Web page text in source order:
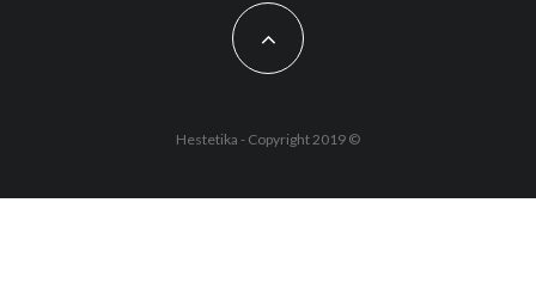
Hestetika - Copyright 2019 ©